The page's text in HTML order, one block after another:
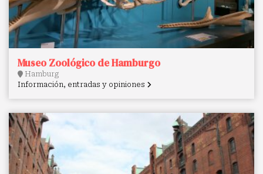
Museo Zoológico de Hamburgo
Hamburg
Información, entradas y opiniones